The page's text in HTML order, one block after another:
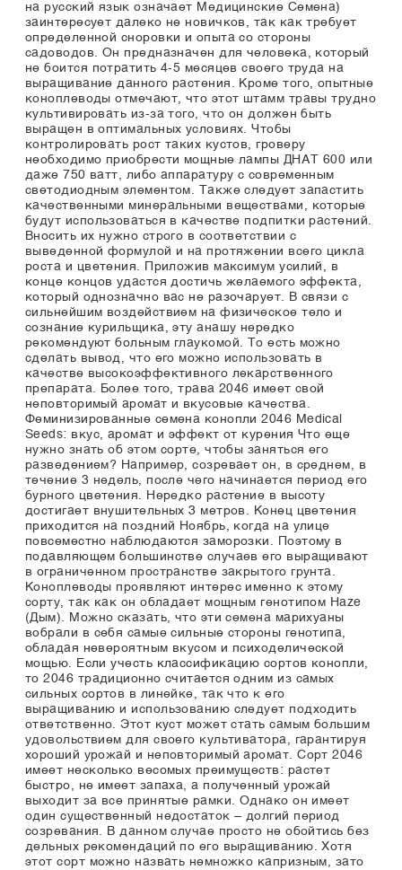
на русский язык означает Медицинские Семена)
заинтересует далеко не новичков, так как требует
определенной сноровки и опыта со стороны
садоводов. Он предназначен для человека, который
не боится потратить 4-5 месяцев своего труда на
выращивание данного растения. Кроме того, опытные
коноплеводы отмечают, что этот штамм травы трудно
культивировать из-за того, что он должен быть
выращен в оптимальных условиях. Чтобы
контролировать рост таких кустов, гроверу
необходимо приобрести мощные лампы ДНАТ 600 или
даже 750 ватт, либо аппаратуру с современным
светодиодным элементом. Также следует запастить
качественными минеральными веществами, которые
будут использоваться в качестве подпитки растений.
Вносить их нужно строго в соответствии с
выведенной формулой и на протяжении всего цикла
роста и цветения. Приложив максимум усилий, в
конце концов удастся достичь желаемого эффекта,
который однозначно вас не разочарует. В связи с
сильнейшим воздействием на физическое тело и
сознание курильщика, эту анашу нередко
рекомендуют больным глаукомой. То есть можно
сделать вывод, что его можно использовать в
качестве высокоэффективного лекарственного
препарата. Более того, трава 2046 имеет свой
неповторимый аромат и вкусовые качества.
Феминизированные семена конопли 2046 Medical
Seeds: вкус, аромат и эффект от курения Что еще
нужно знать об этом сорте, чтобы заняться его
разведением? Например, созревает он, в среднем, в
течение 3 недель, после чего начинается период его
бурного цветения. Нередко растение в высоту
достигает внушительных 3 метров. Конец цветения
приходится на поздний Ноябрь, когда на улице
повсеместно наблюдаются заморозки. Поэтому в
подавляющем большинстве случаев его выращивают
в ограниченном пространстве закрытого грунта.
Коноплеводы проявляют интерес именно к этому
сорту, так как он обладает мощным генотипом Haze
(Дым). Можно сказать, что эти семена марихуаны
вобрали в себя самые сильные стороны генотипа,
обладая невероятным вкусом и психоделической
мощью. Если учесть классификацию сортов конопли,
то 2046 традиционно считается одним из самых
сильных сортов в линейке, так что к его
выращиванию и использованию следует подходить
ответственно. Этот куст может стать самым большим
удовольствием для своего культиватора, гарантируя
хороший урожай и неповторимый аромат. Сорт 2046
имеет несколько весомых преимуществ: растет
быстро, не имеет запаха, а полученный урожай
выходит за все принятые рамки. Однако он имеет
один существенный недостаток – долгий период
созревания. В данном случае просто не обойтись без
дельных рекомендаций по его выращиванию. Хотя
этот сорт можно назвать немножко капризным, зато